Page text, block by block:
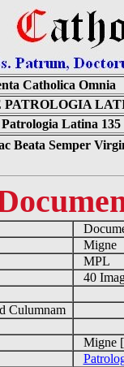
Catholica Omnia
PATROLOGIA
Latina
Beata Semper
Migne
MPL
40
Culumnam
Migne